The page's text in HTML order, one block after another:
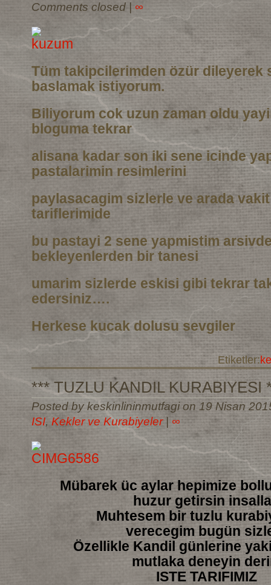
Comments closed| ∞
Tüm takipcilerimden özür dileyerek
baslamak istiyorum.
Biliyorum cok uzun zaman oldu
bloguma tekrar
alisana kadar son iki sene icinde
pastalarimin resimlerini
paylasacagim sizlerle ve arada
tariflerimide
bu pastayi 2 sene yapmistim
bekleyenlerden bir tanesi
umarim sizlerde eskisi gibi tekrar
edersiniz….
Herkese kucak dolusu sevgiler
Etiketler:
*** TUZLU KANDIL KURABIYESI
Posted by keskinlininmutfagi on 19 Nisan
ISI, Kekler ve Kurabiyeler ∞
Mübarek üc aylar hepimize
huzur getirsin
Muhtesem bir tuzlu
verecegim bugün
Özellikle Kandil günlerine
mutlaka deneyin
ISTE TARIFIMIZ